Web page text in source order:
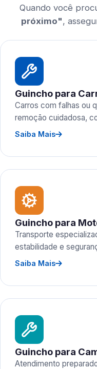
Quando você
próximo",
Guincho para
Carros com falhas ou
remoção cuidadosa,
Saiba Mais
Guincho para
Transporte
estabilidade e
Saiba Mais
Guincho para
Atendimento